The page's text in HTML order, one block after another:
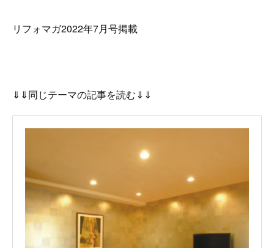
リフォマガ2022年7月号掲載
⇓⇓同じテーマの記事を読む⇓⇓